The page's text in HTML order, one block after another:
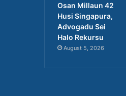
Osan Millaun 42
Husi Singapura,
Advogadu Sei
Halo Rekursu
August 5, 2026